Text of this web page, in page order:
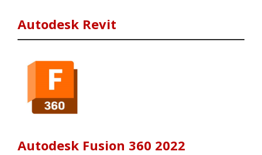
Autodesk Revit
Autodesk Fusion 360 2022